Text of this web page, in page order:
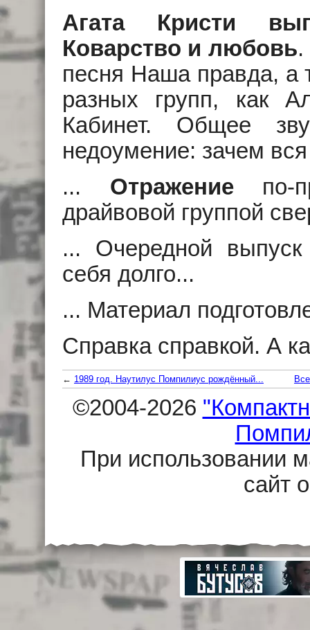
Агата Кристи
Коварство и любовь
песня Наша правда, а
разных групп, как
Кабинет. Общее
недоумение: зачем
... Отражениепо-
драйвовой группой
... Очередной выпуск
себя долго...
... Материал
Справка справкой. А
← 1989 год. Наутилус Помпилиус рождённый...
©2004-2026
При использовании
сайт